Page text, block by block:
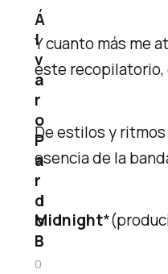
Y cuanto más me
este recopilatorio,
De estilos y
esenciade la
Midnight
Á
l
v
a
r
o
P
a
r
d
o
B
0